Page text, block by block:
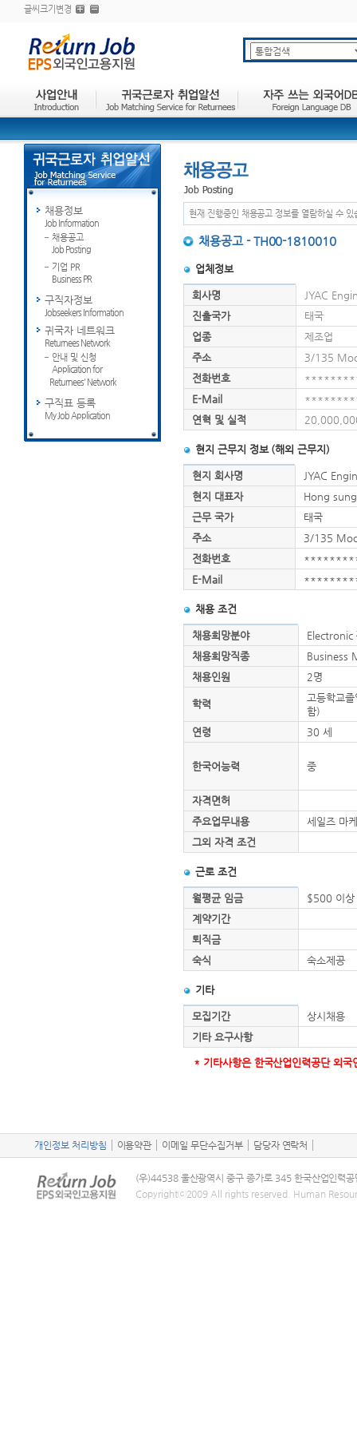
글씨크기변경
채용정보
Job Information
채용공고
Job Posting
기업 PR
Business PR
구직자정보
Jobseekers Information
귀국자 네트워크
Returnees Network
안내 및 신청
Application for
Returnees' Network
구직표 등록
My Job Application
현재 진행중인 채용공고 정보를 열람하실 수 있
채용공고 - TH00-1810010
업체정보
회사명
JYAC
진출국가
태국
업종
제조업
주소
3/135
전화번호
E-Mail
연혁 및 실적
현지 근무지 정보 (해외 근무지)
현지 회사명
JYAC
현지 대표자
Hong
근무 국가
태국
주소
3/135
전화번호
E-Mail
채용 조건
채용희망분야
Electronic
채용희망직종
Business
채용인원
2명
학력
고등학교
함)
연령
30 세
한국어능력 중
자격면허
주요업무내용
세일즈 마
그외 자격 조건
근로 조건
월평균 임금
$500 이
계약기간
퇴직금
숙식
숙소제공
기타
모집기간
상시채용
기타 요구사항
* 기타사항은 한국산업인력공단 외
개인정보 처리방침 이용약관 이메일 무단수집거부 담당자 연락처
(우)44538 울산광역시 중구 종가로 345 한국산업인력공
Copyrightⓒ2009 All rights reserved. Human